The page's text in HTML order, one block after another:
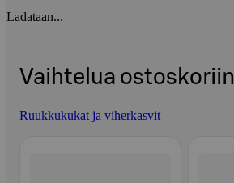
Ladataan...
Vaihtelua ostoskoriin
Ruukkukukat ja viherkasvit